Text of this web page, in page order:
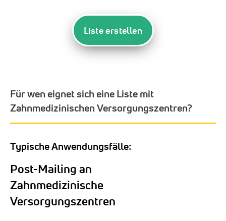
Liste erstellen
Für wen eignet sich eine Liste mit
Zahnmedizinischen Versorgungszentren?
Typische Anwendungsfälle:
Post-Mailing an
Zahnmedizinische
Versorgungszentren